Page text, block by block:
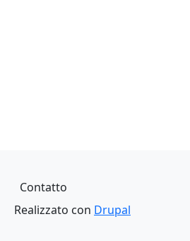
Piè di pagina
Contatto
Realizzato con Drupal